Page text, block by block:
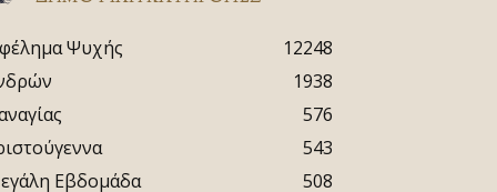
Ψυχής
12248
1938
576
543
Εβδομάδα
508